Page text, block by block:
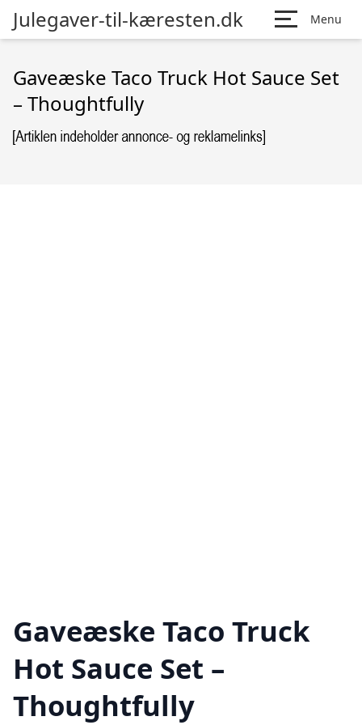
Julegaver-til-kæresten.dk Menu
Gaveæske Taco Truck Hot Sauce Set
– Thoughtfully
Gaveæske Taco Truck
Hot Sauce Set –
Thoughtfully